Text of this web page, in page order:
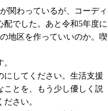
関わっているが、コーディ
でした。あと令和5年度に
地区を作っていいのか。喫
にしてください。生活支援
ことを、もう少し優しく説
さい。